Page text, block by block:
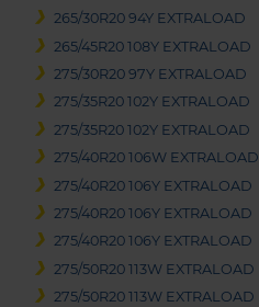
265/30R20 94Y EXTRALOAD
265/45R20 108Y EXTRALOAD
275/30R20 97Y EXTRALOAD
275/35R20 102Y EXTRALOAD
275/35R20 102Y EXTRALOAD
275/40R20 106W EXTRALOAD
275/40R20 106Y EXTRALOAD
275/40R20 106Y EXTRALOAD
275/40R20 106Y EXTRALOAD
275/50R20 113W EXTRALOAD
275/50R20 113W EXTRALOAD